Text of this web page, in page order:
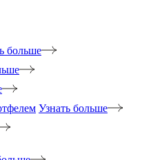
больше
Узнать больше